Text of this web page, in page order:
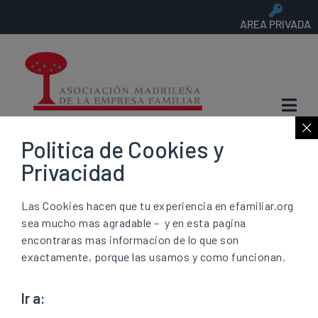
AREA PRIVADA
AMEF
Chat
Patrimonio Bis:
confiscar no es
redistribuir
Politica de Cookies y
Privacidad
Las Cookies hacen que tu experiencia en efamiliar.org
sea mucho mas agradable – y en esta pagina
encontraras mas informacion de lo que son
exactamente, porque las usamos y como funcionan.
Ir a: